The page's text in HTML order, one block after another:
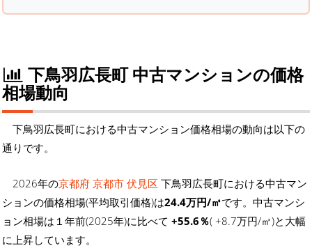
下鳥羽広長町 中古マンションの価格
相場動向
下鳥羽広長町における中古マンション価格相場の動向は以下の
通りです。
2026年の京都府 京都市 伏見区 下鳥羽広長町における中古マン
ションの価格相場(平均取引価格)は24.4万円/㎡です。中古マンシ
ョン相場は１年前(2025年)に比べて +55.6％( +8.7万円/㎡)と大幅
に上昇しています。